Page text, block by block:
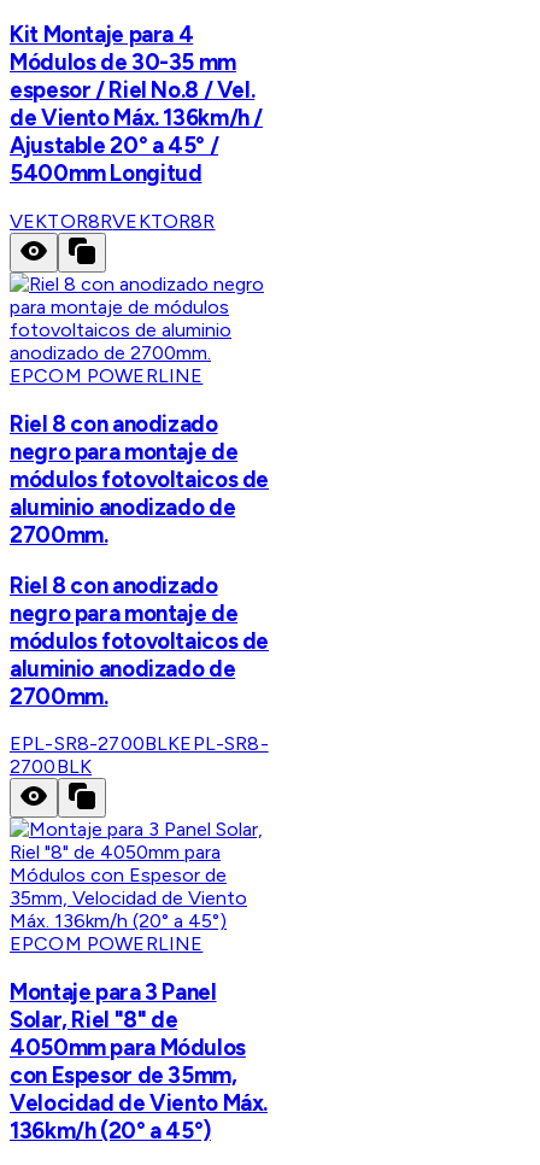
Kit Montaje para 4
Módulos de 30-35 mm
espesor / Riel No.8 / Vel.
de Viento Máx. 136km/h /
Ajustable 20° a 45° /
5400mm Longitud
VEKTOR8RVEKTOR8R
EPCOM POWERLINE
Riel 8 con anodizado
negro para montaje de
módulos fotovoltaicos de
aluminio anodizado de
2700mm.
Riel 8 con anodizado
negro para montaje de
módulos fotovoltaicos de
aluminio anodizado de
2700mm.
EPL-SR8-2700BLKEPL-SR8-
2700BLK
EPCOM POWERLINE
Montaje para 3 Panel
Solar, Riel "8" de
4050mm para Módulos
con Espesor de 35mm,
Velocidad de Viento Máx.
136km/h (20° a 45°)